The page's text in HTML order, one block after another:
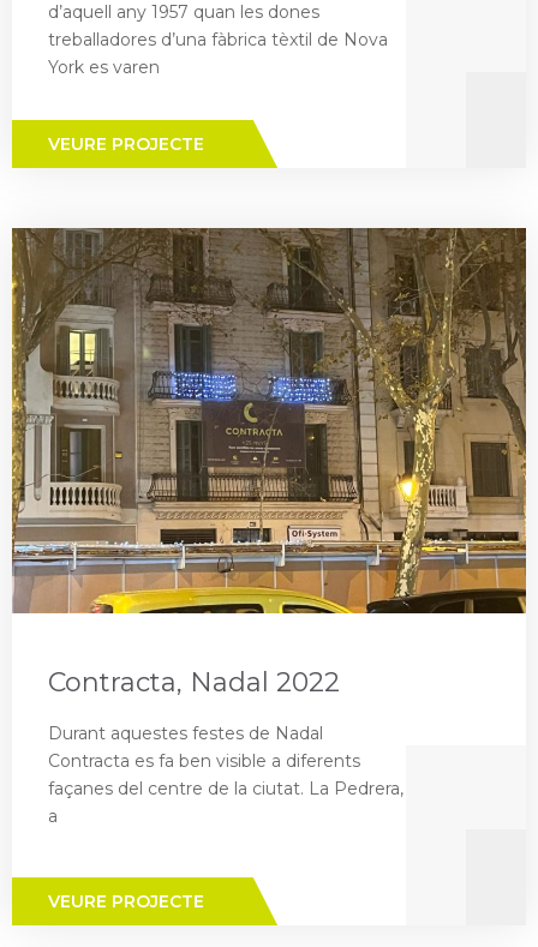
d’aquell any 1957 quan les dones
treballadores d’una fàbrica tèxtil de Nova
York es varen
VEURE PROJECTE
Contracta, Nadal 2022
Durant aquestes festes de Nadal
Contracta es fa ben visible a diferents
façanes del centre de la ciutat. La Pedrera,
a
VEURE PROJECTE